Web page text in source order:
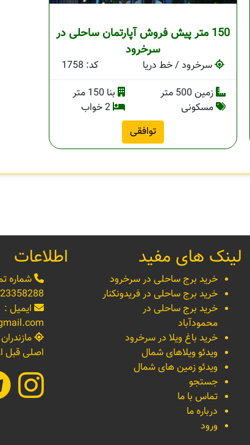
150 متر پیش فروش آپارتمان ساحلی در
سرخرود
سرخرود / خط دریا
کد: 1758
زمین 500 متر
بنا 150 متر
مسکونی
2 خواب
توافقی
لینک های مفید
خرید برج ساحلی در سرخرود
خرید برج ساحلی در فریدونکنار
خرید برج ساحلی در
محمودآباد
خرید باغ ویلا در سرخرود
ویدئو ویلاهای شمال
ویدئو زمین های شمال
جستجو
تماس با ما
درباره ما
ورود
اطلاعات
شماره
ایمیل :
اصلی قبل